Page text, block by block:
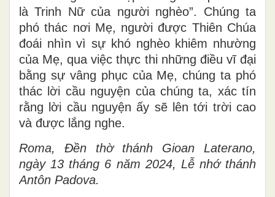
là Trinh Nữ của người nghèo”. Chúng ta
phó thác nơi Mẹ, người được Thiên Chúa
đoái nhìn vì sự khó nghèo khiêm nhường
của Mẹ, qua việc thực thi những điều vĩ đại
bằng sự vâng phục của Mẹ, chúng ta phó
thác lời cầu nguyện của chúng ta, xác tín
rằng lời cầu nguyện ấy sẽ lên tới trời cao
và được lắng nghe.
Roma, Đền thờ thánh Gioan Laterano,
ngày 13 tháng 6 năm 2024, Lễ nhớ thánh
Antôn Padova.